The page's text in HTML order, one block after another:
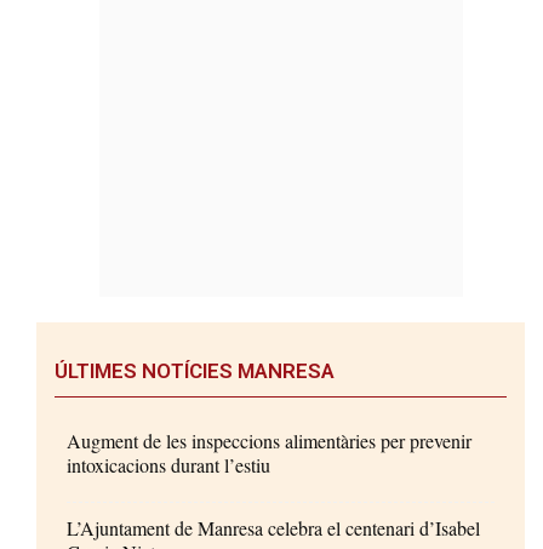
ÚLTIMES NOTÍCIES MANRESA
Augment de les inspeccions alimentàries per prevenir
intoxicacions durant l’estiu
L’Ajuntament de Manresa celebra el centenari d’Isabel